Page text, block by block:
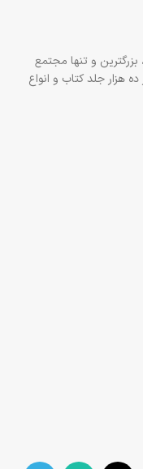
و تنها مجتمع
هزار جلد کتاب و انواع